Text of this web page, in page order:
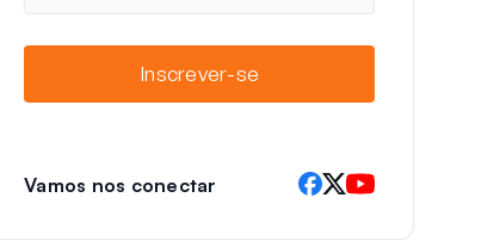
m
Inscrever-se
Vamos nos conectar